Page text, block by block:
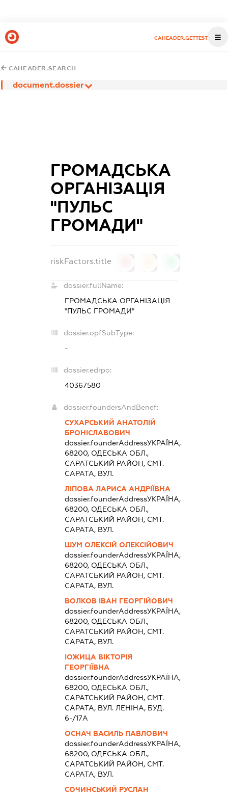
CAHEADER.GETTEST
CAHEADER.SEARCH
document.dossier
ГРОМАДСЬКА
ОРГАНІЗАЦІЯ
"ПУЛЬС
ГРОМАДИ"
riskFactors.title
dossier.fullName:
ГРОМАДСЬКА ОРГАНІЗАЦІЯ
"ПУЛЬС ГРОМАДИ"
dossier.opfSubType:
-
dossier.edrpo:
40367580
dossier.foundersAndBenef:
СУХАРСЬКИЙ АНАТОЛІЙ
БРОНІСЛАВОВИЧ
dossier.founderAddressУКРАЇНА,
68200, ОДЕСЬКА ОБЛ.,
САРАТСЬКИЙ РАЙОН, СМТ.
САРАТА, ВУЛ.
ЛІПОВА ЛАРИСА АНДРІЇВНА
dossier.founderAddressУКРАЇНА,
68200, ОДЕСЬКА ОБЛ.,
САРАТСЬКИЙ РАЙОН, СМТ.
САРАТА, ВУЛ.
ШУМ ОЛЕКСІЙ ОЛЕКСІЙОВИЧ
dossier.founderAddressУКРАЇНА,
68200, ОДЕСЬКА ОБЛ.,
САРАТСЬКИЙ РАЙОН, СМТ.
САРАТА, ВУЛ.
ВОЛКОВ ІВАН ГЕОРГІЙОВИЧ
dossier.founderAddressУКРАЇНА,
68200, ОДЕСЬКА ОБЛ.,
САРАТСЬКИЙ РАЙОН, СМТ.
САРАТА, ВУЛ.
ІОЖИЦА ВІКТОРІЯ
ГЕОРГІЇВНА
dossier.founderAddressУКРАЇНА,
68200, ОДЕСЬКА ОБЛ.,
САРАТСЬКИЙ РАЙОН, СМТ.
САРАТА, ВУЛ. ЛЕНІНА, БУД.
6-/17А
ОСНАЧ ВАСИЛЬ ПАВЛОВИЧ
dossier.founderAddressУКРАЇНА,
68200, ОДЕСЬКА ОБЛ.,
САРАТСЬКИЙ РАЙОН, СМТ.
САРАТА, ВУЛ.
СОЧИНСЬКИЙ РУСЛАН